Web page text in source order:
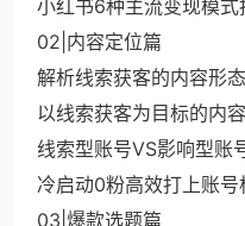
小红书6种主流变现模式
02|内容定位篇
解析线索获客的内容形态
以线索获客为目标的内
线索型账号VS影响型账
冷启动0粉高效打上账号
03|爆款选题篇